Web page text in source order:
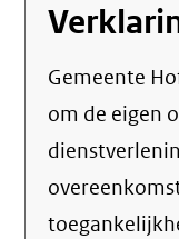
Gemeente Hof van Twente streeft ernaar
om de eigen